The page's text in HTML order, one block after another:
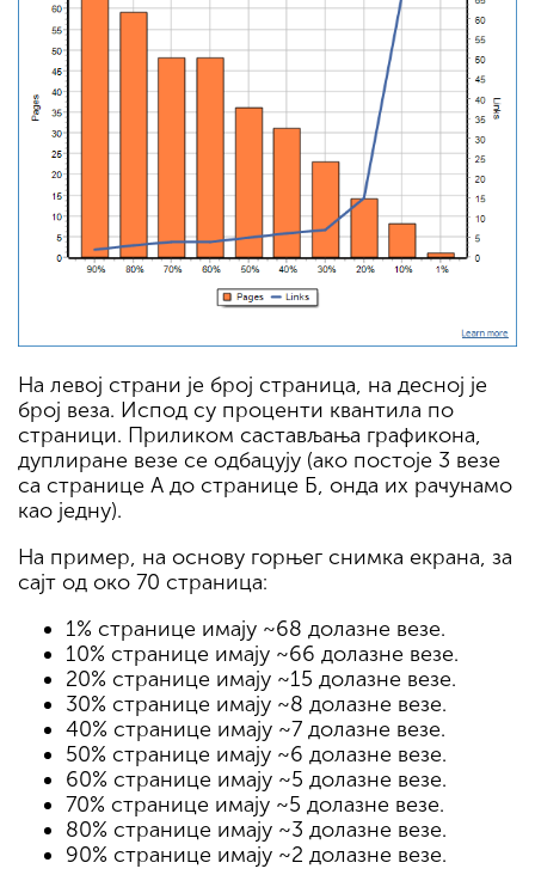
На левој страни је број страница, на десној је
број веза. Испод су проценти квантила по
страници. Приликом састављања графикона,
дуплиране везе се одбацују (ако постоје 3 везе
са странице А до странице Б, онда их рачунамо
као једну).
На пример, на основу горњег снимка екрана, за
сајт од око 70 страница:
1% странице имају ~68 долазне везе.
10% странице имају ~66 долазне везе.
20% странице имају ~15 долазне везе.
30% странице имају ~8 долазне везе.
40% странице имају ~7 долазне везе.
50% странице имају ~6 долазне везе.
60% странице имају ~5 долазне везе.
70% странице имају ~5 долазне везе.
80% странице имају ~3 долазне везе.
90% странице имају ~2 долазне везе.